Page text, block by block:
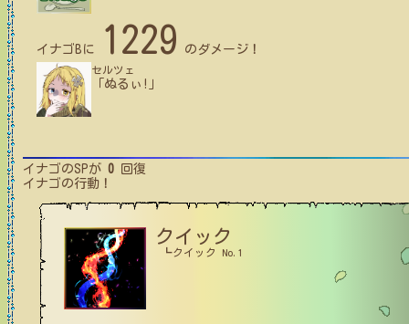
イナゴB に 1229 のダメージ！
セルツェ
「ぬるぃ!」
イナゴのSPが 0 回復
イナゴの行動！
クイック
┗クイック No.1